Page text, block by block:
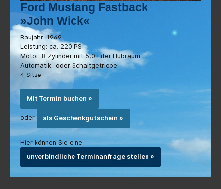
Ford Mustang Fastback
»John Wick«
Baujahr: 1969
Leistung: ca. 220 PS
Motor: 8 Zylinder mit 5,0 Liter Hubraum
Automatik- oder Schaltgetriebe
4 Sitze
Mit Termin buchen »
oder als Geschenkgutschein »
Hier können Sie eine
unverbindliche Terminanfrage stellen »